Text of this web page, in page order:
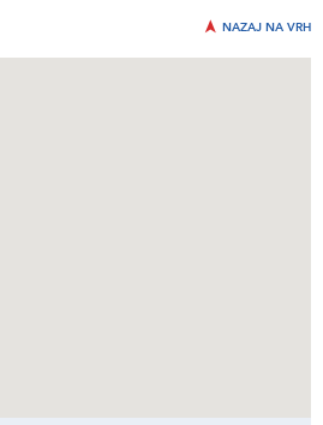
NAZAJ NA VRH